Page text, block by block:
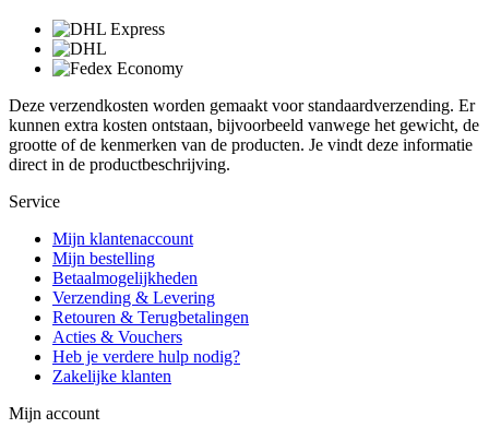
Deze verzendkosten worden gemaakt voor standaardverzending. Er
kunnen extra kosten ontstaan, bijvoorbeeld vanwege het gewicht, de
grootte of de kenmerken van de producten. Je vindt deze informatie
direct in de productbeschrijving.
Service
Mijn klantenaccount
Mijn bestelling
Betaalmogelijkheden
Verzending & Levering
Retouren & Terugbetalingen
Acties & Vouchers
Heb je verdere hulp nodig?
Zakelijke klanten
Mijn account